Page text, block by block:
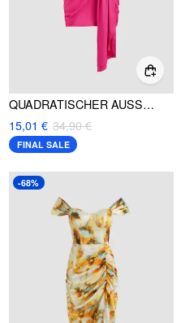
QUADRATISCHER AUSSCHNITT SOLID CRISS CROSS GERAFFTES MINIKLEID
15,01 € 34,90 €
FINAL SALE
-68%